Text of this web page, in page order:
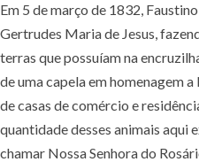
Em 5 de março de 1832,
Gertrudes Maria de Jesus,
terras que possuíam na
de uma capela em homenagem
de casas de comércio e
quantidade desses animais aqui
chamar Nossa Senhora do